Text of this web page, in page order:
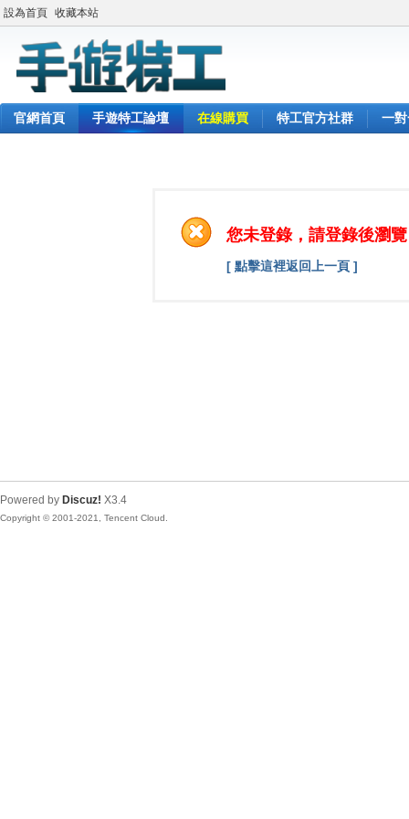
設為首頁 收藏本站
官網首頁 手遊特工論壇 在線購買 特工官方社群 一
您未登錄，請登錄後瀏
[ 點擊這裡返回上一頁 ]
Powered by Discuz! X3.4
Copyright © 2001-2021, Tencent Cloud.